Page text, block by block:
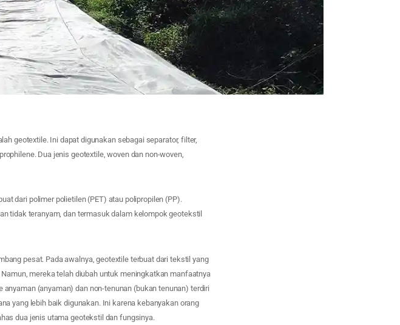
geotextile. Ini dapat digunakan sebagai separator, filter,
Dua jenis geotextile, woven dan non-woven,
dari polimer polietilen (PET) atau polipropilen (PP).
tidak teranyam, dan termasuk dalam kelompok geotekstil
pesat. Pada awalnya, geotextile terbuat dari tekstil yang
mereka telah diubah untuk meningkatkan manfaatnya
(anyaman) dan non-tenunan (bukan tenunan) terdiri
yang lebih baik digunakan. Ini karena kebanyakan orang
dua jenis utama geotekstil dan fungsinya.